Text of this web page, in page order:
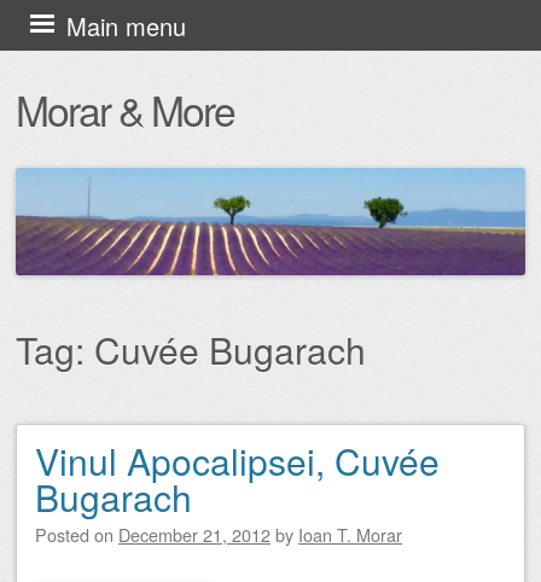
Morar & More
Main menu
Skip
to
content
Tag: Cuvée Bugarach
Post navigation
Vinul Apocalipsei, Cuvée
Bugarach
Posted on December 21, 2012by Ioan T. Morar